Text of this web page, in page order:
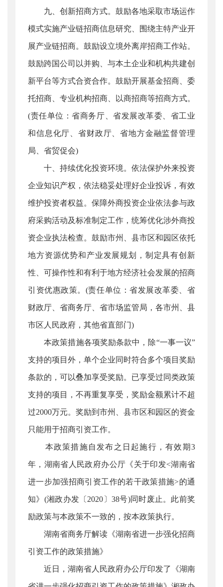
九、创新招商方式。鼓励各地采取市场运作
模式实施产业链招商信息研究、围绕主特产业开
展产业链招商。鼓励设立境外离岸招商工作站。
鼓励跨国公司以并购、与本土企业和机构共建创
新平台等方式合资合作。鼓励开展基金招商、委
托招商、专业机构招商、以商招商等招商方式。
(责任单位：省商务厅、省发展改革委、省工业
和信息化厅、省财政厅、省地方金融监督管理
局、省贸促会)
十、持续优化投资环境。依法保护外来投资
企业知识产权，依法稳妥处理好企业投诉，有效
维护投资者权益。保障外商投资企业依法参与政
府采购活动及标准制定工作，统筹优化涉外商投
资企业执法检查。鼓励市州、县市区和园区依托
地方资源优势和产业发展规划，制定具有创新
性、可操作性和有利于地方经济社会发展的招商
引资优惠政策。(责任单位：省发展改革委、省
财政厅、省商务厅、省市场监管局，各市州、县
市区人民政府，其他省直部门)
本政策措施各项奖励条款中，除“一事一议”
支持的项目外，单个企业同时符合多个项目奖励
条款的，可以叠加享受奖励。已享受过同类政策
支持的项目，不再重复享受，奖励金额累计不超
过2000万元。奖励到市州、县市区和园区的资金
只能用于招商引资工作。
本政策措施自发布之日起施行，有效期3
年，湖南省人民政府办公厅《关于印发<湖南省
进一步加强招商引资工作的若干政策措施>的通
知》(湘政办发〔2020〕38号)同时废止。此前奖
励政策与本政策不一致的，按本政策执行。
湖南省商务厅解读《湖南省进一步强化招商
引资工作的政策措施》
近日，湖南省人民政府办公厅印发了《湖南